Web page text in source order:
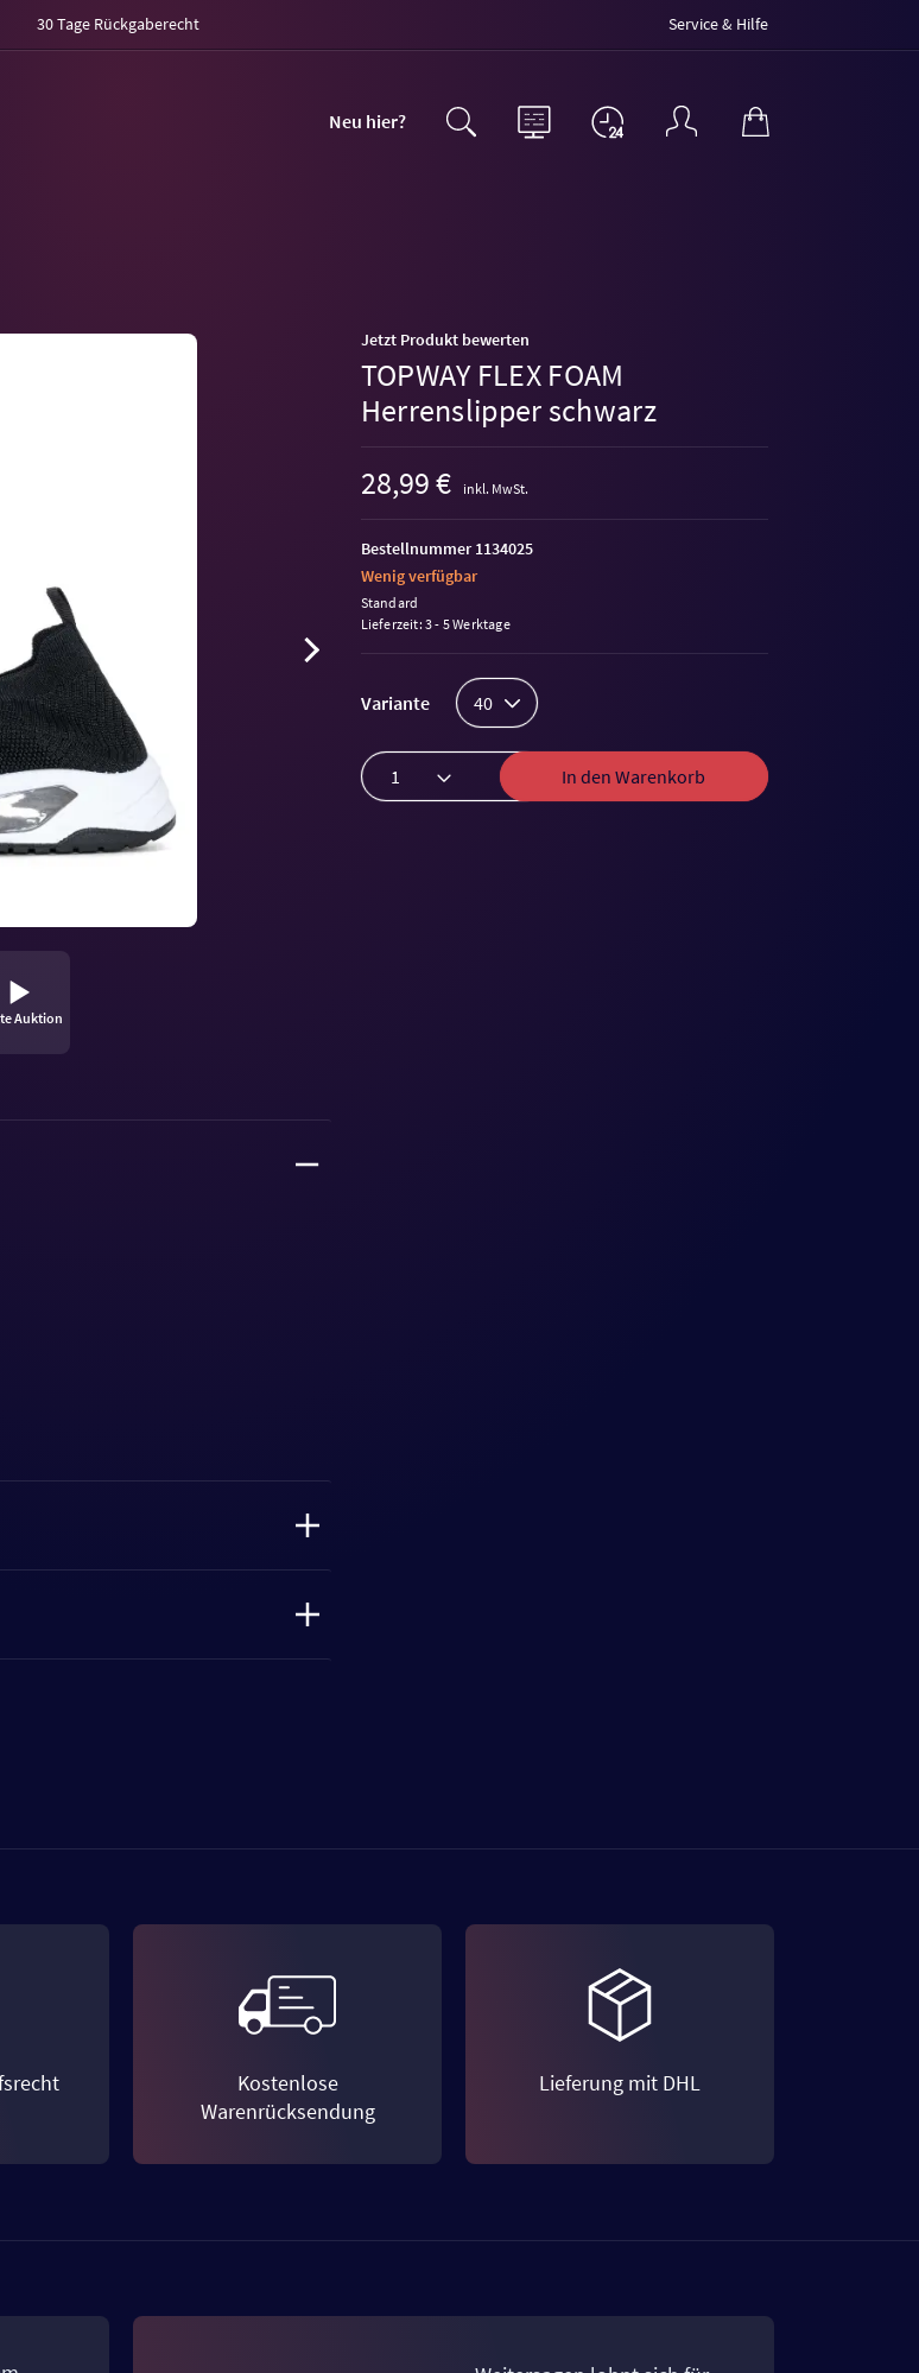
30 Tage Rückgaberecht Service & Hilfe
Neu hier?
Auktion
Jetzt Produkt bewerten
TOPWAY FLEX FOAM
Herrenslipper schwarz
28,99 €
inkl. MwSt.
Variante 40
In den Warenkorb
Bestellnummer 1134025
Wenig verfügbar
Standard
Lieferzeit: 3 - 5 Werktage
Kostenlose
Warenrücksendung
Lieferung mit DHL